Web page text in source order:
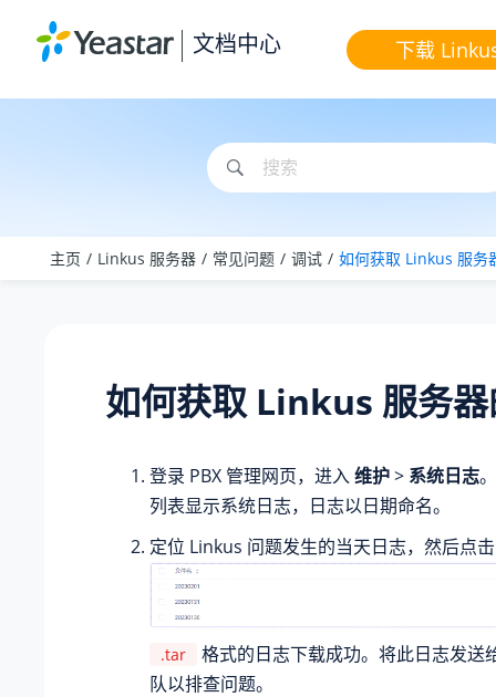
文档中心 下载
主页 Linkus 服务器 常见问题 调试 如何获取 Linkus 服务
如何获取 Linkus 服务
登录 PBX 管理网页，进入维护> 系统日志。
列表显示系统日志，日志以日期命名。
定位 Linkus 问题发生的当天日志，然后点
.tar
格式的日志下载成功。将此日志发送
队以排查问题。